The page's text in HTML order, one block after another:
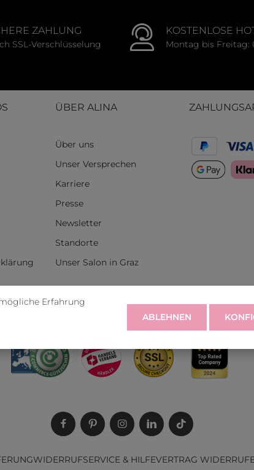
ZAHLUNG
SSL-Verschlüsselung
KOSTENLOSE
Montag bis Freitag:
ÜBER ALINA
Über uns
Unser Versprechen
Karriere
Presse
Newsletter
Standorte
Unser Salon in Graz
WIDERRUFSERVICE & HILFEVERTRAG
Erfahrung
ABLEHNEN